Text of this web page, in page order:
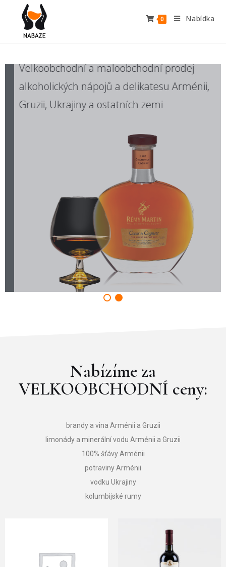
0 Nabídka
Velkoobchodní a maloobchodní prodej
alkoholických nápojů a delikatesu Arménii,
Gruzii, Ukrajiny a ostatních zemi
Nabízíme za
VELKOOBCHODNÍ ceny:
brandy a vina Arménii a Gruzii
limonády a minerální vodu Arménii a Gruzii
100% šťávy Arménii
potraviny Arménii
vodku Ukrajiny
kolumbijské rumy